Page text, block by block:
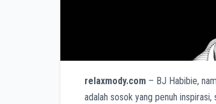
relaxmody.com – BJ Habibie,
adalah sosok yang penuh